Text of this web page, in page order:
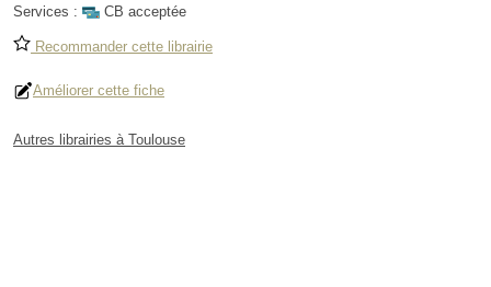
Services :
CB acceptée
Recommander cette librairie
Améliorer cette fiche
Autres librairies à Toulouse